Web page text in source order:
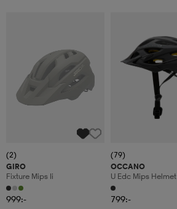
(2)
GIRO
Fixture Mips Ii
999:-
(79)
OCCANO
U Edc Mips Helmet
799:-